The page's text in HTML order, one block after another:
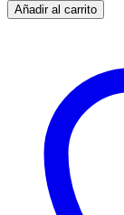
Añadir al carrito